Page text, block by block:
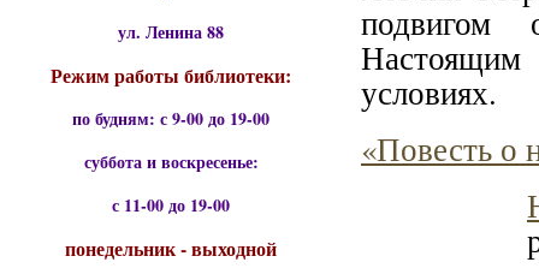
подвигом
условиях.
«Повесть о
ул. Ленина 88
Режим работы библиотеки:
по будням: с 9-00 до 19-00
суббота и воскресенье:
с 11-00 до 19-00
понедельник - выходной